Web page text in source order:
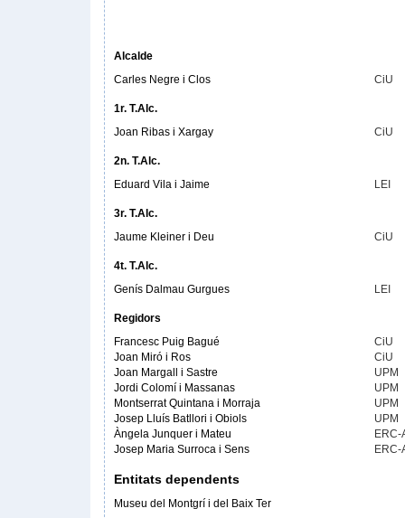
Alcalde
Carles Negre i Clos
CiU
1r. T.Alc.
Joan Ribas i Xargay
CiU
2n. T.Alc.
Eduard Vila i Jaime
LEI
3r. T.Alc.
Jaume Kleiner i Deu
CiU
4t. T.Alc.
Genís Dalmau Gurgues
LEI
Regidors
Francesc Puig Bagué
CiU
Joan Miró i Ros
CiU
Joan Margall i Sastre
UPM
Jordi Colomí i Massanas
UPM
Montserrat Quintana i Morraja
UPM
Josep Lluís Batllori i Obiols
UPM
Àngela Junquer i Mateu
ERC-
Josep Maria Surroca i Sens
ERC-
Entitats dependents
Museu del Montgrí i del Baix Ter